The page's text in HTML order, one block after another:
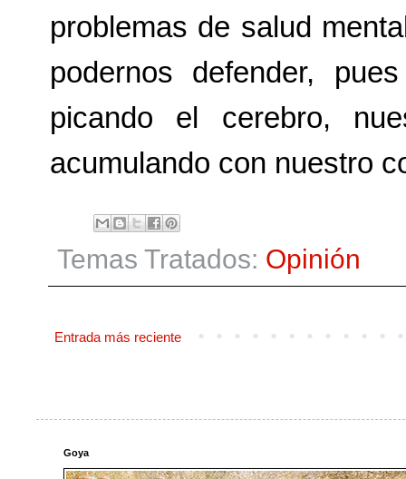
problemas de salud
podernos defender,
picando el cerebro,
acumulando con nuestro
Temas Tratados: Opinión
Entrada más reciente
Goya